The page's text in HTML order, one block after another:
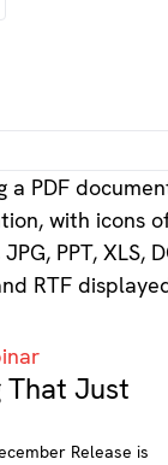
That Just
Release is